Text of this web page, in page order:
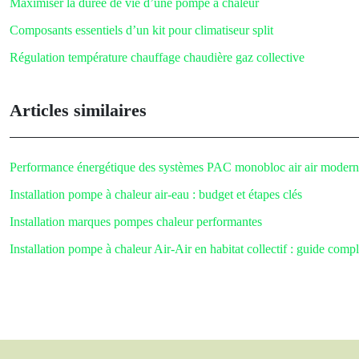
Maximiser la durée de vie d’une pompe à chaleur
Composants essentiels d’un kit pour climatiseur split
Régulation température chauffage chaudière gaz collective
Articles similaires
Performance énergétique des systèmes PAC monobloc air air
Installation pompe à chaleur air-eau : budget et étapes clés
Installation marques pompes chaleur performantes
Installation pompe à chaleur Air-Air en habitat collectif : guide